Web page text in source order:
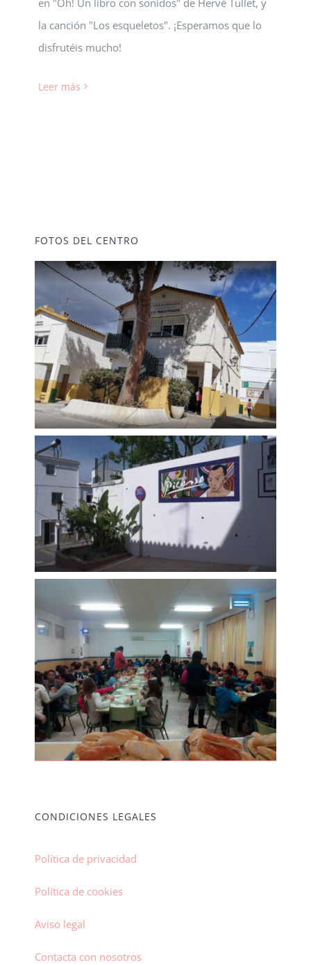
Biblioteca
AulaDcine
la canción "Los esqueletos". ¡Esperamos que lo
disfrutéis mucho!
Leer más
FOTOS DEL CENTRO
CONDICIONES LEGALES
Política de privacidad
Política de cookies
Aviso legal
Contacta con nosotros